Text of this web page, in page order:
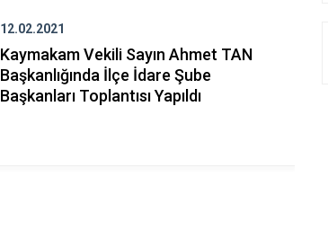
12.02.2021
Kaymakam Vekili Sayın Ahmet TAN
Başkanlığında İlçe İdare Şube
Başkanları Toplantısı Yapıldı